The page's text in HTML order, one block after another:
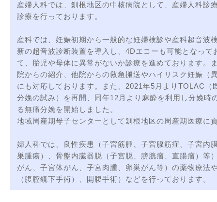
産婦人科では、釧根地区の中核病院として、産婦人科診
診療を行っております。
産科では、妊娠初期から一般的な妊婦検診や産科超音波
新の超音波診断装置を導入し、4Dエコーも可能となって
て、胎児や母体に異常がないか診療を進めております。
院からの紹介、他院からの救急搬送やハイリスク妊娠（
にも対応しております。また、2021年5月よりTOLAC（
分娩の試み）を再開、同年12月より麻酔を利用し分娩時
る無痛分娩を開始しました。
地域周産期母子センターとして釧根地区の周産期医療に
婦人科では、良性疾患（子宮筋腫、子宮腺筋症、子宮内
巣腫瘍）、骨盤内臓器脱（子宮脱、膀胱瘤、直腸瘤）等
がん、子宮体がん、子宮肉腫、卵巣がん等）の薬物療法
（腹腔鏡下手術）、開腹手術）などを行っております。